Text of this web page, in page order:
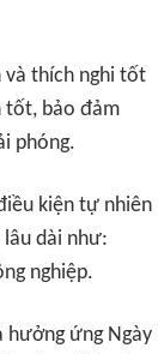
và thích nghi tốt
tốt, bảo đảm
phóng.
kiện tự nhiên
dài như:
nghiệp.
hưởng ứng Ngày